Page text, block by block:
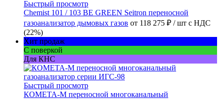
Быстрый просмотр
Chemist 101 / 103 BE GREEN Seitron переносной
газоанализатор дымовых газов от 118 275 ₽ / шт с НДС
(22%)
Хит продаж
С поверкой
Для КНС
Быстрый просмотр
КОМЕТА-М переносной многоканальный